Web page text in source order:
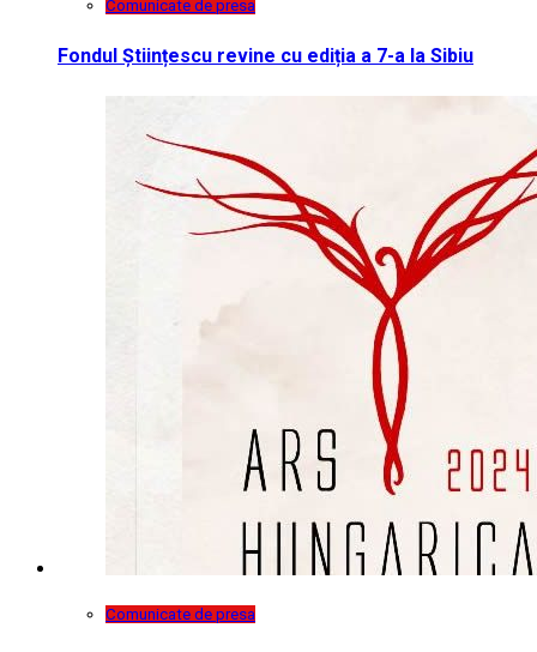
Comunicate de presa
Fondul Științescu revine cu ediția a 7-a la Sibiu
Comunicate de presa